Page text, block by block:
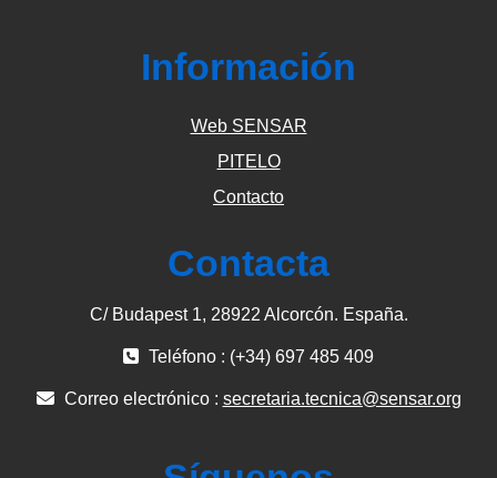
Información
Web SENSAR
PITELO
Contacto
Contacta
C/ Budapest 1, 28922 Alcorcón. España.
Teléfono : (+34) 697 485 409
Correo electrónico : secretaria.tecnica@sensar.org